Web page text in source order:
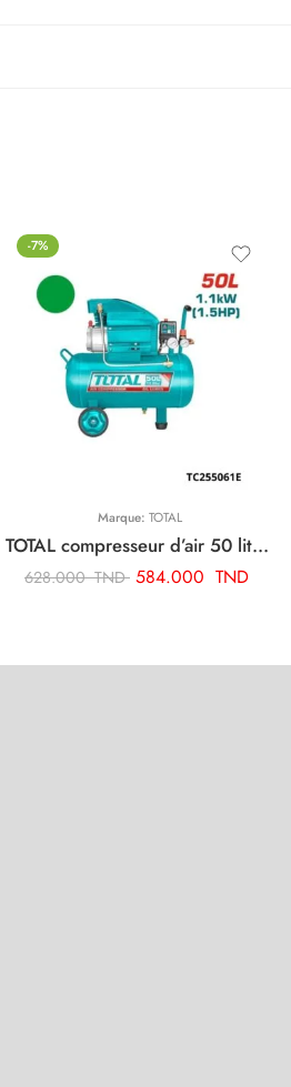
-7%
Marque: TOTAL
TOTAL compresseur d’air 50 litre TC255061E
628.000TND 584.000 TND